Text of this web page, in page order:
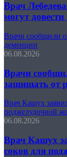
Врач
могут
Врачи сообщили о
деменции
06.08.2026
Врачи
защищать от
Врач Кашух
поджелудочной
06.08.2026
Врач Кашух
соков для